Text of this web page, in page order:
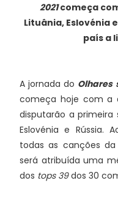
2021começa
Lituânia, Eslovénia
país a
A jornada do Olhares
começa hoje com a
disputarão a primeira
Eslovénia e Rússia.
todas as canções
será atribuída uma
dos tops 39dos 30